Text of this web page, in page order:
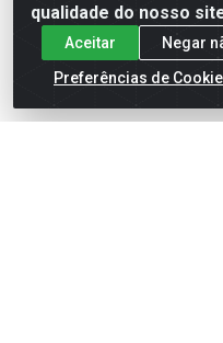
qualidade do nosso
Aceitar
Negar
Preferências de